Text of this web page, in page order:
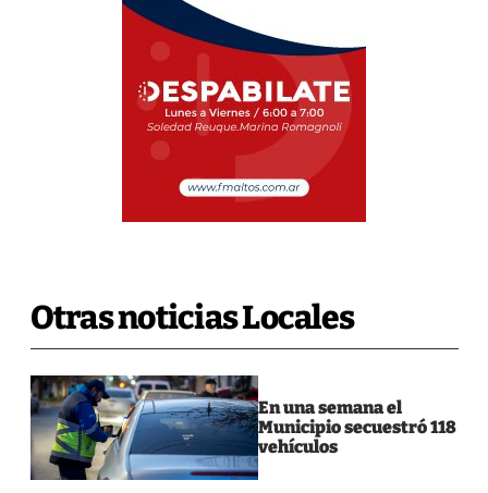
Otras noticias Locales
En una semana el
Municipio secuestró 118
vehículos